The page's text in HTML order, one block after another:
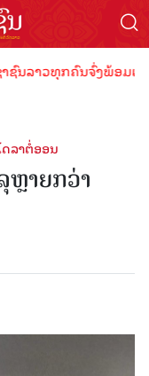
ຊົນລາວທຸກຄົນຈົ່ງພ້ອມເ
ດ​ລາ​ຕໍ່ອອນ
ຫຼາຍກວ່າ